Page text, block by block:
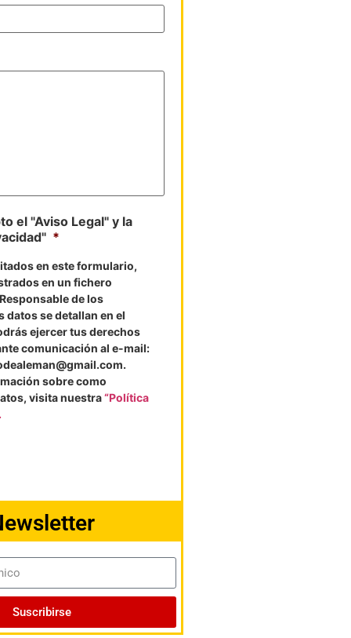
el "Aviso Legal" y la
*
en este formulario,
en un fichero
de los
datos se detallan en el
ejercer tus derechos
comunicación al e-mail:
sobre como
visita nuestra“Política
Suscribirse